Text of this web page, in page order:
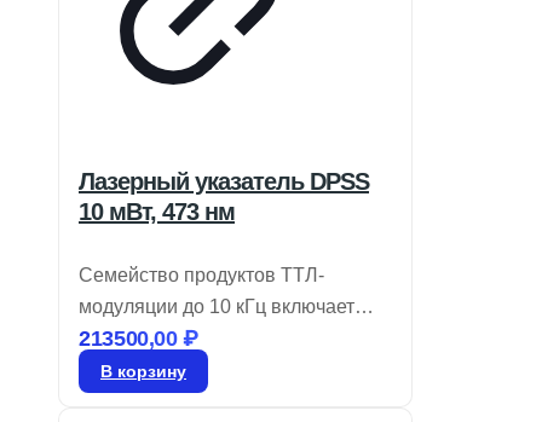
Лазерный указатель DPSS
10 мВт, 473 нм
Семейство продуктов ТТЛ-
модуляции до 10 кГц включает
лазеры DPSS, работающие в
поперечном режиме TEM00 и
213500,00₽
В корзину